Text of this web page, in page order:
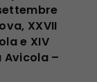
XXVII
e XIV
Avicola –